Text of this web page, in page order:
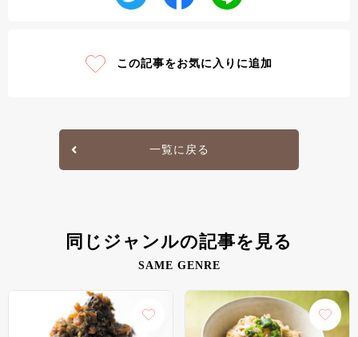
この記事をお気に入りに追加
一覧に戻る
同じジャンルの記事を見る
SAME GENRE